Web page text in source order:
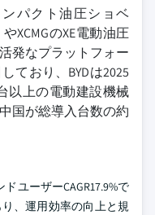
ンパクト油圧ショベ
XCMGのXE電動油圧
発なプラットフォー
ており、BYDは2025
以上の電動建設機械
国が総導入台数の約
ユーザーCAGR17.9%で
、運用効率の向上と規